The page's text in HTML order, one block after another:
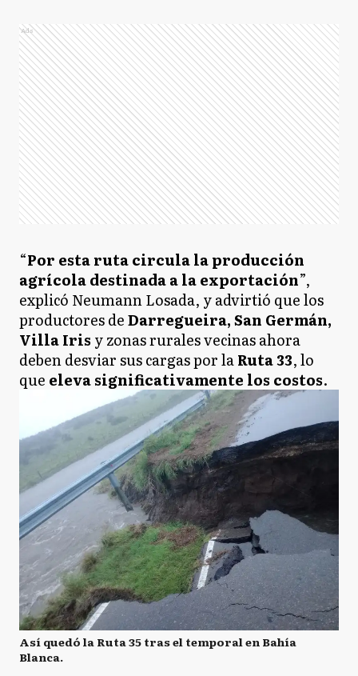
Ads
“Por esta ruta circula la producción
agrícola destinada a la exportación”,
explicó Neumann Losada, y advirtió que los
productores deDarregueira, San Germán,
Villa Irisy zonas rurales vecinas ahora
deben desviar sus cargas por laRuta 33, lo
que eleva significativamente los costos.
Así quedó la Ruta 35 tras el temporal en Bahía
Blanca.